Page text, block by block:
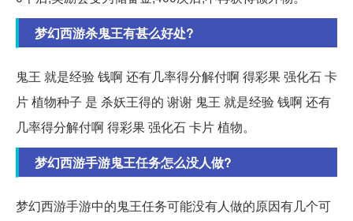
梦幻西游杀鬼王有甚么好处?
鬼王 就是经验 钱啊 还有几率得分解付啊 得彩果 强化石 卡
片 植物种子 是 杀妖王得的 谢谢 鬼王 就是经验 钱啊 还有
几率得分解付啊 得彩果 强化石 卡片 植物。
梦幻西游手游鬼王任务怎么没人做?
梦幻西游手游中的鬼王任务可能没有人做的原因有几个可